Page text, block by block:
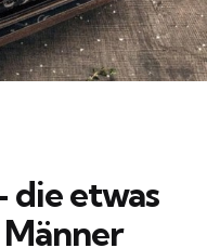
die etwas